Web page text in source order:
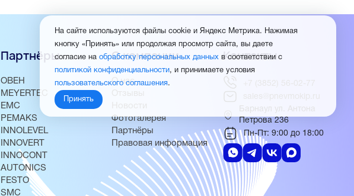
Партнёры
ОВЕН
MEYERTEC
EMC
PEMAKS
INNOLEVEL
INNOVERT
INNOCONT
AUTONICS
FESTO
SMC
О компании
О нас
Отзывы
Новости
Фотогалерея
Партнёры
Правовая информация
Контакты
+7 (3852) 56-02-77
sales@pnevmokip.ru
Барнаул ул. Антона
Петрова 236
Пн-Пт: 9:00 до 18:00
На сайте используются файлы cookie и Яндекс Метрика. Нажимая
кнопку «Принять» или продолжая просмотр сайта, вы даете
согласие на обработку персональных данных в соответствии с
политикой конфиденциальности, и принимаете условия
пользовательского соглашения.
Принять